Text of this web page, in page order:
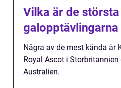
Vilka är de största
galopptävlingarna
Några av de mest kända är
Royal Ascot i
Australien.